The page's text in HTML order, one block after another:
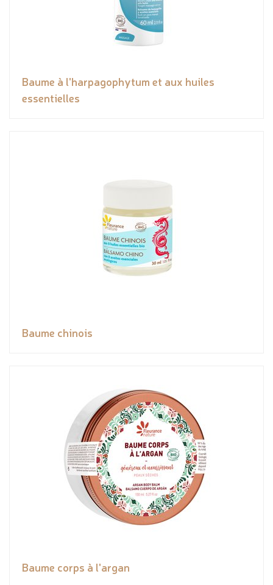
Baume à l'harpagophytum et aux huiles
essentielles
Baume chinois
Baume corps à l'argan